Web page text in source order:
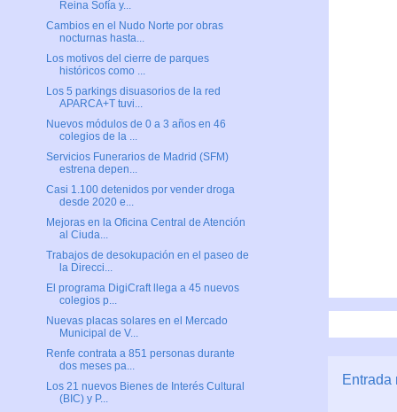
Entrada
Reina Sofía y...
Cambios en el Nudo Norte por obras
nocturnas hasta...
Los motivos del cierre de parques
históricos como ...
Los 5 parkings disuasorios de la red
APARCA+T tuvi...
Nuevos módulos de 0 a 3 años en 46
colegios de la ...
Servicios Funerarios de Madrid (SFM)
estrena depen...
Casi 1.100 detenidos por vender droga
desde 2020 e...
Mejoras en la Oficina Central de Atención
al Ciuda...
Trabajos de desokupación en el paseo de
la Direcci...
El programa DigiCraft llega a 45 nuevos
colegios p...
Nuevas placas solares en el Mercado
Municipal de V...
Renfe contrata a 851 personas durante
dos meses pa...
Los 21 nuevos Bienes de Interés Cultural
(BIC) y P...